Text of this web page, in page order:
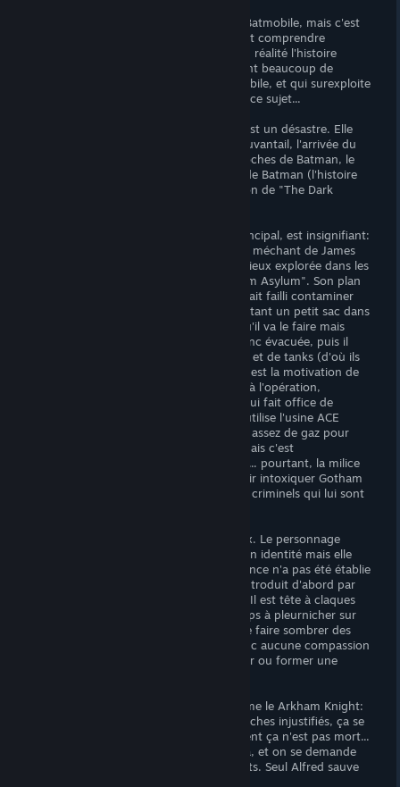
Beaucoup de gens se sont plaints de la Batmobile, mais c'est
une excellente addition, même si on peut comprendre
l'agacement de certains joueurs: c'est en réalité l'histoire
principale qui pose problème en imposant beaucoup de
manipulations laborieuses avec la Batmobile, et qui surexploite
les confrontations contre les tanks. Et à ce sujet...
L'histoire de "Batman: Arkham Knight" est un désastre. Elle
comporte cinq axes: la menace de l'Épouvantail, l'arrivée du
Arkham Knight, les relations avec les proches de Batman, le
fantôme du Joker, et le thème de la fin de Batman (l'histoire
se pense comme un point final, à la façon de "The Dark
L'Épouvantail, censé être ici l'ennemi principal, est insignifiant:
il apparaît peu et monologue comme un méchant de James
Bond caricatural, sa personnalité était mieux explorée dans les
fichiers audio bonus de "Batman: Arkham Asylum". Son plan
n'a aucun sens: dans le premier jeu, il avait failli contaminer
Gotham avec sa toxine simplement en jetant un petit sac dans
qu'il va le faire mais
sans demander de rançon, la ville est donc évacuée, puis il
l'envahit avec des centaines de militaires et de tanks (d'où ils
viennent, comment c'est financé, quelle est la motivation de
tous ces gens puisqu'il n'y a aucun gain à l'opération,
mystère)! Dans la scène d'introduction qui fait office de
tutoriel, on découvre que l'Épouvantail utilise l'usine ACE
Chemicals abandonnée afin d'y produire assez de gaz pour
contaminer toute la côte Est des USA, mais c'est
immédiatement contrecarré par Batman... pourtant, la milice
reste, et l'Épouvantail continue de vouloir intoxiquer Gotham
même si elle est uniquement peuplée de criminels qui lui sont
Le Arkham Knight ne s'en sort pas mieux. Le personnage
repose tout entier sur la révélation de son identité mais elle
arrive tardivement, et comme son existence n'a pas été établie
dans la continuité de la trilogie, le jeu l'introduit d'abord par
flashback, ce qui désamorce la surprise. Il est tête à claques
jusqu'à l'insupportable, passant son temps à pleurnicher sur
son sort alors qu'il collabore au projet de faire sombrer des
millions de gens dans la folie, on n'a donc aucune compassion
pour lui et on le croit incapable de diriger ou former une
Les proches de Batman sont écrits comme le Arkham Knight:
ça se plaint, ça accable Batman de reproches injustifiés, ça se
fait enlever, ça trahit, ça meurt, finalement ça n'est pas mort...
c'est de l'écriture de mauvais soap opera, et on se demande
pourquoi Batman s'impose de tels boulets. Seul Alfred sauve